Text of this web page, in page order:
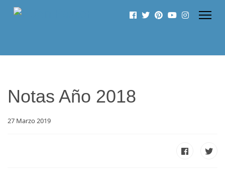
Notas Año 2018
27 Marzo 2019